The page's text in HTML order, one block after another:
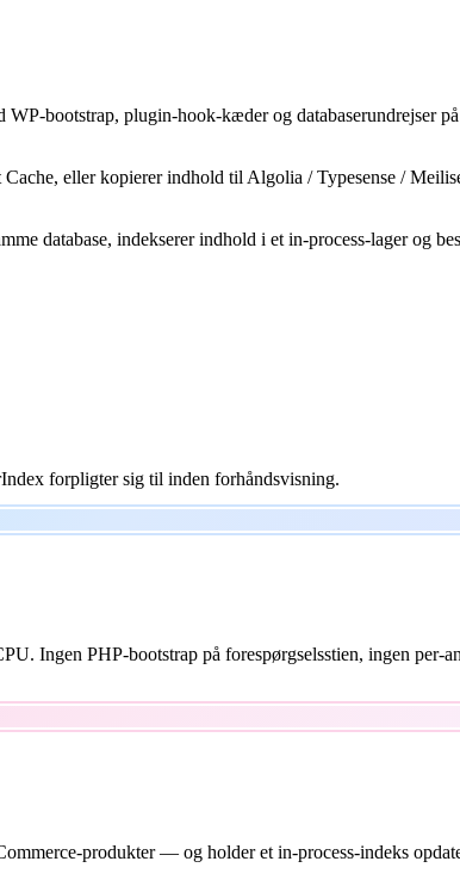
bootstrap, plugin-hook-kæder og databaserundrejser
eller kopierer indhold til Algolia / Typesense /
database, indekserer indhold i et in-process-lager og
forpligter sig til inden forhåndsvisning.
Ingen PHP-bootstrap på forespørgselsstien, ingen per-
produkter — og holder et in-process-indeks